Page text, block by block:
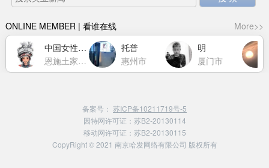
ONLINE MEMBER | 看谁在线
More>>
中国女性力量萧莉洁
恩施土家族苗族自治州
托普
惠州市
明
厦门市
备案号： 苏ICP备10211719号-5
因特网许可证：苏B2-20130114
移动网许可证：苏B2-20130115
CopyRight © 2021 南京哈发网络有限公司 版权所有